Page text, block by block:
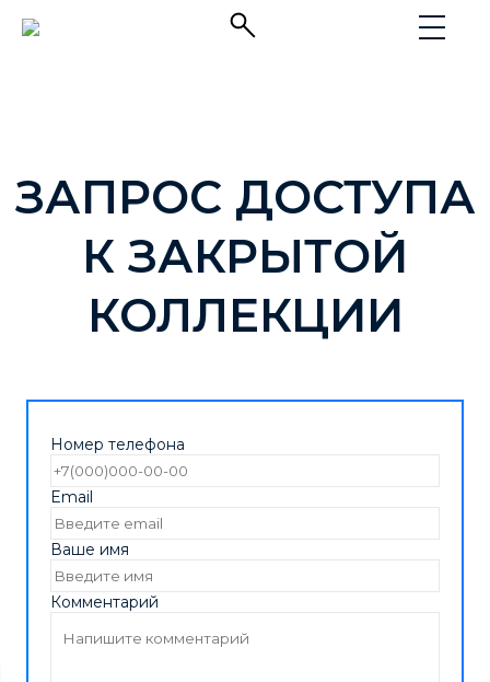
ЗАПРОС ДОСТУПА
К ЗАКРЫТОЙ
КОЛЛЕКЦИИ
Номер телефона
Email
Ваше имя
Комментарий